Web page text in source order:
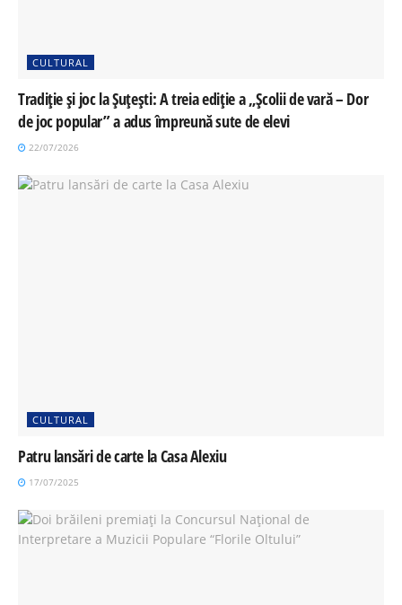
CULTURAL
Tradiție și joc la Șuțești: A treia ediție a „Școlii de vară – Dor
de joc popular” a adus împreună sute de elevi
22/07/2026
CULTURAL
Patru lansări de carte la Casa Alexiu
17/07/2025